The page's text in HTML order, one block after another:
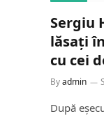
Sergiu
lăsați
cu cei
Byadmin
După